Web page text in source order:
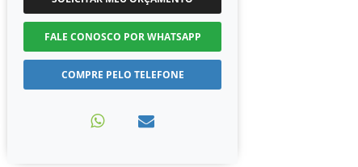
FALE CONOSCO POR WHATSAPP
COMPRE PELO TELEFONE